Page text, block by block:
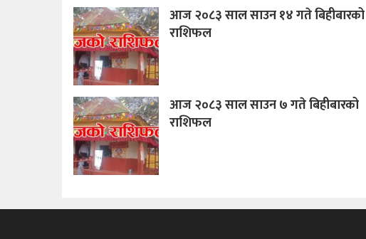
आज २०८३ साल साउन १४ गते बिहीबारको
राशिफल
आज २०८३ साल साउन ७ गते बिहीबारको
राशिफल